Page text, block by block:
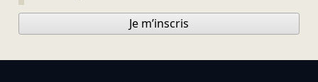
Je m’inscris